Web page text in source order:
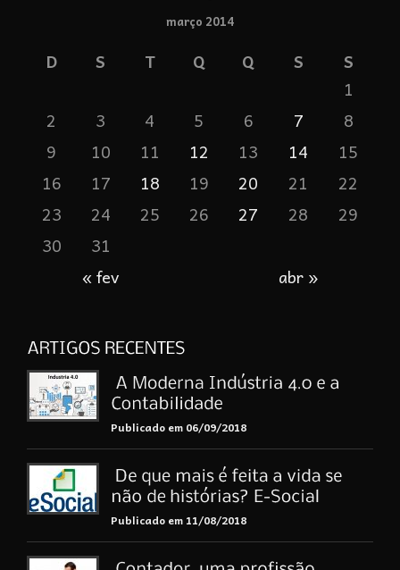
março 2014
D S T Q Q S S
« fev abr »
1
2
3 4 5 6 7
8
9
10 11 12 13 14
15
16
17 18 19 20 21
22
23
24 25 26 27 28
29
30
31
Publicado em 06/09/2018
Publicado em 11/08/2018